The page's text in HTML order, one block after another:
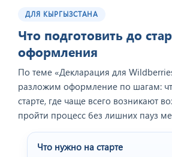
ДЛЯ КЫРГЫЗСТАНА
Что подготовить до
оформления
По теме «Декларация для
разложим оформление по шагам:
старте, где чаще всего возникают
пройти процесс без лишних пауз
Что нужно на старте